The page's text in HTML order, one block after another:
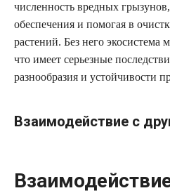
численность вредных
обеспечения и помогая в
растений. Без него экосистема
что имеет серьезные
разнообразия и устойчивости
Взаимодействие с